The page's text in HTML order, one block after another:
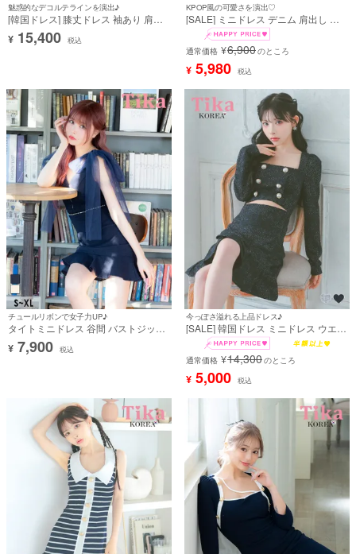
魅惑的なデコルテラインを演出♪
[韓国ドレス] 膝丈ドレス 袖あり 肩あ
き タックデザイン タイト ネイビー キ
ャバドレス (Sサイズ～Lサイズ) (らむ
¥ 15,400 税込
KPOP風の可愛さを演出♡
[SALE] ミニドレス デニム 肩出し 二
の腕カバー ワンピース ウエストベル
ト付き プリーツ Aライン キャバドレ
ス (戦慄かなの着用) [tk-md10881]
通常価格 ¥6,900のところ
¥ 5,980 税込
チュールリボンで女子力UP♪
タイトミニドレス 谷間 バストジップ
ノースリーブ チュールリボン ツイー
ド 上品 キャバドレス (戦慄かなの着
¥ 7,900 税込
今っぽさ溢れる上品ドレス♪
[SALE] 韓国ドレス ミニドレス ウエス
トカット ツイード 長袖 スクエアネッ
ク パール ダブルボタン 袖あり 裾プリ
ーツ Aライン キャバドレス (緩苺着
用) [tk-mdk3052-63a]
通常価格 ¥14,300のところ
¥ 5,000 税込